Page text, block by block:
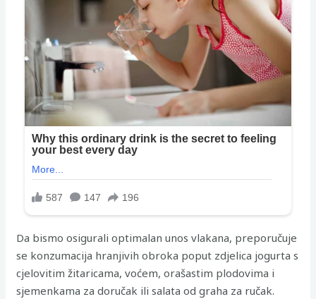
Da bismo osigurali optimalan unos vlakana, preporučuje
se konzumacija hranjivih obroka poput zdjelica jogurta s
cjelovitim žitaricama, voćem, orašastim plodovima i
sjemenkama za doručak ili salata od graha za ručak.